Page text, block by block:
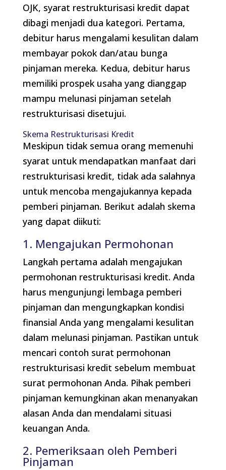
OJK, syarat restrukturisasi kredit dapat
dibagi menjadi dua kategori. Pertama,
debitur harus mengalami kesulitan dalam
membayar pokok dan/atau bunga
pinjaman mereka. Kedua, debitur harus
memiliki prospek usaha yang dianggap
mampu melunasi pinjaman setelah
restrukturisasi disetujui.
Skema Restrukturisasi Kredit
Meskipun tidak semua orang memenuhi
syarat untuk mendapatkan manfaat dari
restrukturisasi kredit, tidak ada salahnya
untuk mencoba mengajukannya kepada
pemberi pinjaman. Berikut adalah skema
yang dapat diikuti:
1. Mengajukan Permohonan
Langkah pertama adalah mengajukan
permohonan restrukturisasi kredit. Anda
harus mengunjungi lembaga pemberi
pinjaman dan mengungkapkan kondisi
finansial Anda yang mengalami kesulitan
dalam melunasi pinjaman. Pastikan untuk
mencari contoh surat permohonan
restrukturisasi kredit sebelum membuat
surat permohonan Anda. Pihak pemberi
pinjaman kemungkinan akan menanyakan
alasan Anda dan mendalami situasi
keuangan Anda.
2. Pemeriksaan oleh Pemberi
Pinjaman